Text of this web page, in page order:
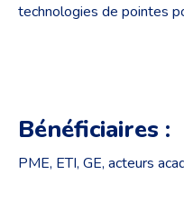
technologies de pointes
Bénéficiaires :
PME, ETI, GE, acteurs